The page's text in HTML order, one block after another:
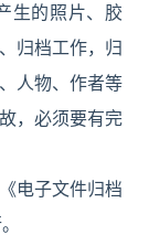
生的照片、胶
归档工作，归
人物、作者等
，必须要有完
电子文件归档